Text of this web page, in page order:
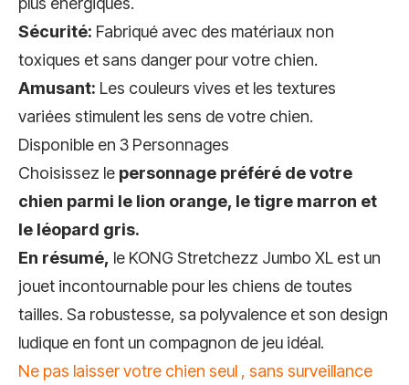
Sécurité: Fabriqué avec des matériaux non
toxiques et sans danger pour votre chien.
Amusant: Les couleurs vives et les textures
variées stimulent les sens de votre chien.
Disponible en 3 Personnages
Choisissez le personnage préféré de votre
chien parmi le lion orange, le tigre marron et
le léopard gris.
En résumé, le KONG Stretchezz Jumbo XL est un
jouet incontournable pour les chiens de toutes
tailles. Sa robustesse, sa polyvalence et son design
ludique en font un compagnon de jeu idéal.
Ne pas laisser votre chien seul , sans surveillance